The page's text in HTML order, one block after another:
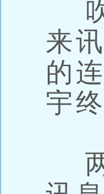
吹
来
的
宇
两